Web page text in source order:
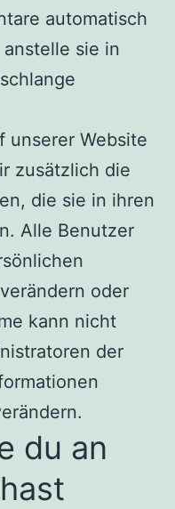
automatisch
sie in
unserer Website
zusätzlich die
die sie in ihren
Alle Benutzer
oder
kann nicht
der
du an